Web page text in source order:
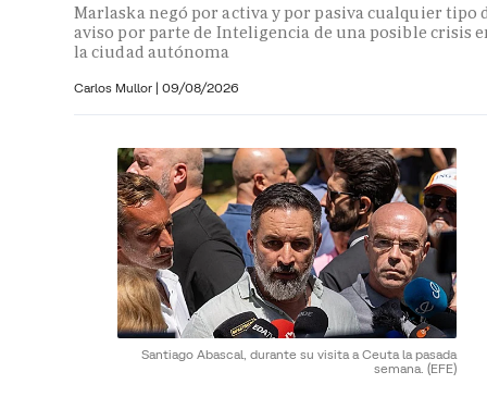
Marlaska negó por activa y por pasiva cualquier tipo
aviso por parte de Inteligencia de una posible crisis
la ciudad autónoma
Carlos Mullor | 09/08/2026
Santiago Abascal, durante su visita a Ceuta la pasada
semana. (EFE)